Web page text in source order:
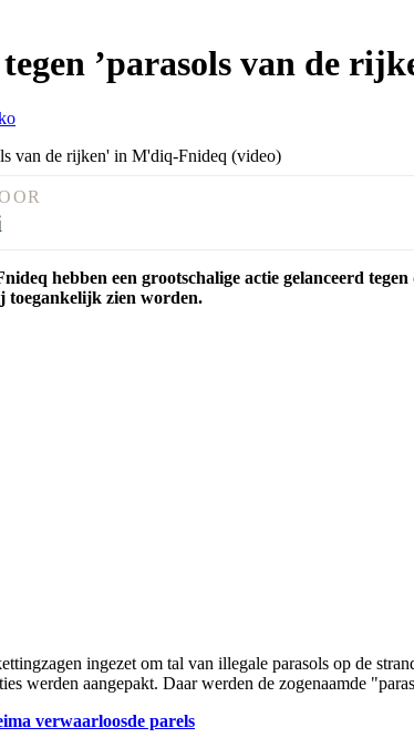
’parasols van de
hebben een grootschalige actie gelanceerd
toegankelijk zien worden.
ingezet om tal van illegale parasols op de
werden aangepakt. Daar werden de zogenaamde
verwaarloosde parels